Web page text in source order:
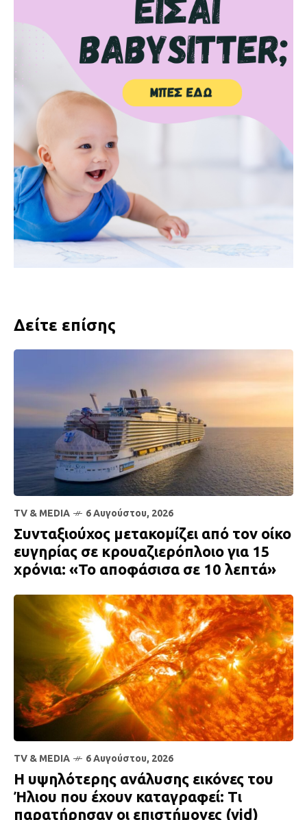
Δείτε επίσης
TV & MEDIA 6 Αυγούστου, 2026
Συνταξιούχος μετακομίζει από τον οίκο
ευγηρίας σε κρουαζιερόπλοιο για 15
χρόνια: «Το αποφάσισα σε 10 λεπτά»
TV & MEDIA 6 Αυγούστου, 2026
Η υψηλότερης ανάλυσης εικόνες του
Ήλιου που έχουν καταγραφεί: Τι
παρατήρησαν οι επιστήμονες (vid)